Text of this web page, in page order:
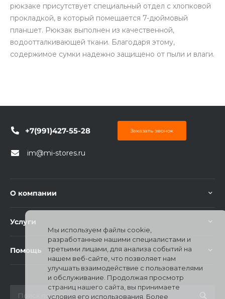
рюкзаке присутствует специальный отдел с хлопковой
прокладкой, в который помещается 7-дюймовый
планшет. Рюкзак выполнен из качественной,
водоотталкивающей ткани. Благодаря этому,
содержимое сумки надежно защищено от пыли и влаги.
+7(991)427-55-28 Заказать звонок
im@mi-stores.ru
О компании
Услуги
Помощь
Мы используем файлы cookie,
разработанные нашими специалистами и
третьими лицами, для анализа событий на
нашем веб-сайте, что позволяет нам
улучшать взаимодействие с пользователями
и обслуживание. Продолжая просмотр
страниц нашего сайта, вы принимаете
условия его использования. Более